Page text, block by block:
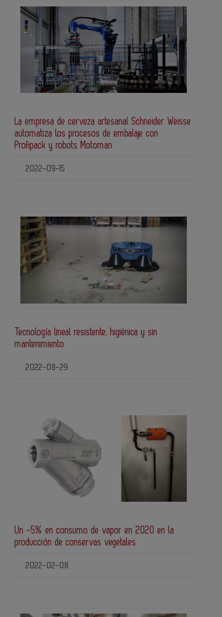
La empresa de cerveza artesanal Schneider Weisse
automatiza los procesos de embalaje con
Profipack y robots Motoman
2022-09-15
Tecnología lineal resistente, higiénica y sin
mantenimiento
2022-08-29
Un -5% en consumo de vapor en 2020 en la
producción de conservas vegetales
2022-02-08